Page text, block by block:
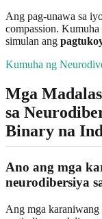
Ang pag-unawa sa
compassion.
simulan ang
Kumuha ng
Mga
sa
Binary na
Ano ang mga
neurodibersiya
Ang mga karaniwang